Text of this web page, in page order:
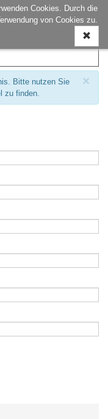
Cookies. Durch die
von Cookies zu.
ein-/
×
Bitte nutzen Sie
zu finden.